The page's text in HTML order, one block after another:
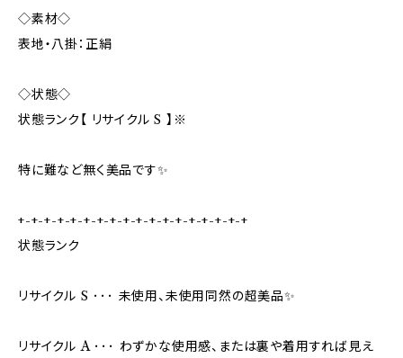
◇素材◇
表地・八掛：正絹
◇状態◇
状態ランク【 リサイクル S 】※
特に難など無く美品です✨
+-+-+-+-+-+-+-+-+-+-+-+-+-+-+-+-+-+
状態ランク
リサイクル S ･･･ 未使用、未使用同然の超美品✨
リサイクル A ･･･ わずかな使用感、または裏や着用すれば見え